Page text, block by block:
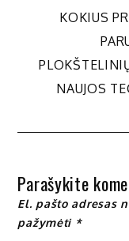
tarp
įrašų
KOKIUS
NAUJOS
Parašykite
El. pašto adresas
pažymėti *